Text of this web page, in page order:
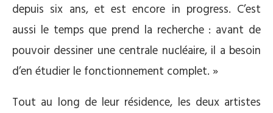
depuis six ans, et est encore in progress. C’est
aussi le temps que prend la recherche : avant de
pouvoir dessiner une centrale nucléaire, il a besoin
d’en étudier le fonctionnement complet. »
Tout au long de leur résidence, les deux artistes